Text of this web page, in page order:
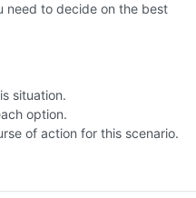
need to decide on the best
situation.
option.
of action for this scenario.